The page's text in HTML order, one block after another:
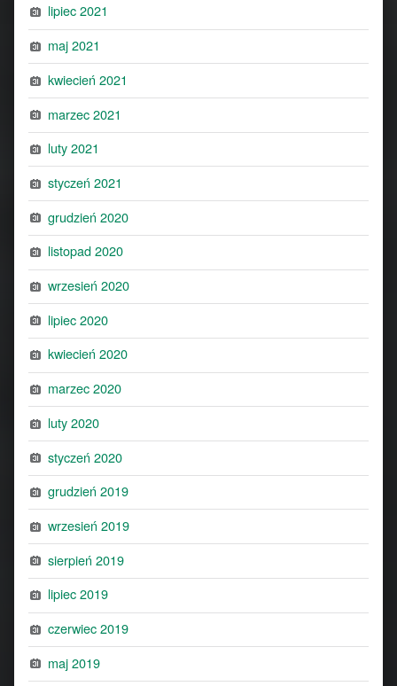
lipiec 2021
maj 2021
kwiecień 2021
marzec 2021
luty 2021
styczeń 2021
grudzień 2020
listopad 2020
wrzesień 2020
lipiec 2020
kwiecień 2020
marzec 2020
luty 2020
styczeń 2020
grudzień 2019
wrzesień 2019
sierpień 2019
lipiec 2019
czerwiec 2019
maj 2019